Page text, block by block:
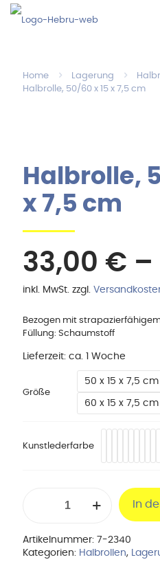
Home Lagerung
Halbrolle, 50/60 x 15 x 7,5 cm
Halbrolle,
x 7,5 cm
33,00 € –
inkl. MwSt. zzgl.
Bezogen mit
Füllung: Schaumstoff
Lieferzeit: ca. 1 Woche
Größe
50 x 15 x 7,5 cm
60 x 15 x 7,5
Kunstlederfarbe
x
7,5
In
Artikelnummer: 7-2340
Kategorien: Halbrollen,